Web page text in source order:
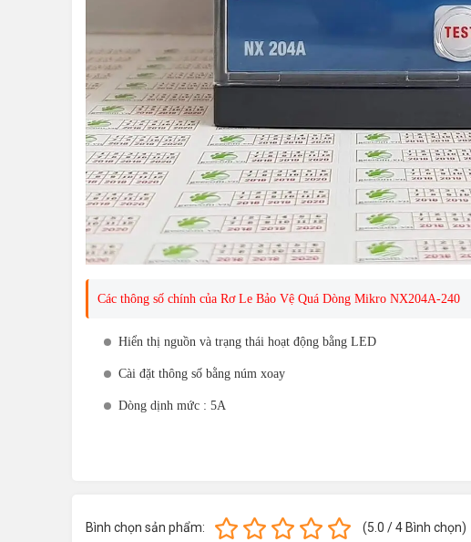
Các thông số chính của Rơ Le Bảo Vệ Quá Dòng Mikro NX204A-240
Hiển thị nguồn và trạng thái hoạt động bằng LED
Cài đặt thông số bằng núm xoay
Dòng dịnh mức : 5A
Dòng quá tải: I> = 2A - 6A (tức là 40% đến 120%).
Bình chọn sản phẩm: (5.0 /4 Bình chọn)